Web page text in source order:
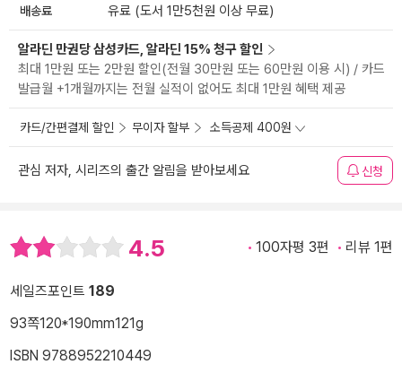
배송료 유료 (도서 1만5천원 이상 무료)
알라딘 만권당 삼성카드, 알라딘 15% 청구 할인
최대 1만원 또는 2만원 할인(전월 30만원 또는 60만원 이용 시) / 카드
발급월 +1개월까지는 전월 실적이 없어도 최대 1만원 혜택 제공
카드/간편결제 할인 무이자 할부 소득공제 400원
관심 저자, 시리즈의 출간 알림을 받아보세요 신청
4.5 100자평 3편 리뷰 1편
세일즈포인트 189
93쪽120*190mm121g
ISBN 9788952210449